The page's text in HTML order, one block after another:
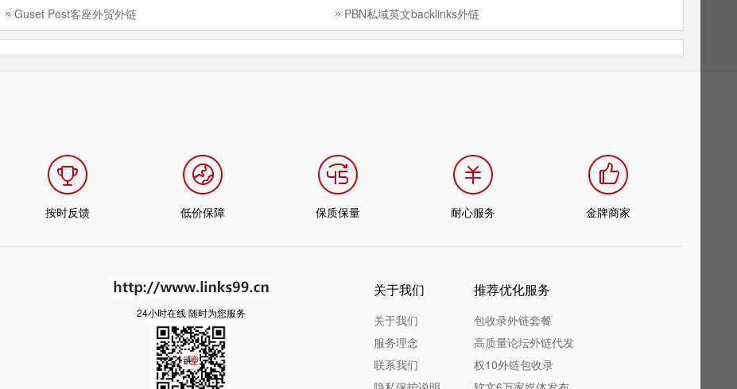
Guset Post客座外贸外链
PBN私域英文backlinks外链
按时反馈 低价保障 保质保量 耐心服务 金牌商家
24小时在线 随时为您服务
关于我们
关于我们
服务理念
联系我们
推荐优化服务
包收录外链套餐
高质量论坛外链代发
权10外链包收录